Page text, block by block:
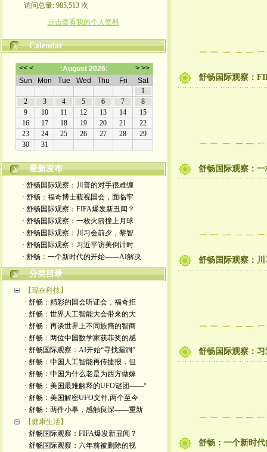
访问总量: 985,513 次
点击查看我的个人资料
Calendar
最新发布
· 舒畅国际观察：川普的对手很难缠
· 舒畅：福奇博士藐视国会，面临牢
· 舒畅国际观察：FIFA爆发新丑闻？
· 舒畅国际观察：一枚火箭撞上月球
· 舒畅国际观察：川习会前夕，黎智
· 舒畅国际观察：习近平访美倒计时
· 舒畅：一个新时代的开始——AI解决
分类目录
【现在科技】
· 舒畅：精彩的国会听证会，福奇拒
· 舒畅：世界人工智能大会带来的大
· 舒畅：再谈世界上不同族裔的智商
· 舒畅：两位中国数学家获菲奖的感
· 舒畅国际观察：AI开始“寻找漏洞”
· 舒畅：中国人工智能再传捷报，但
· 舒畅：中国为什么老是为西方做嫁
· 舒畅：美国最难解释的UFO谜团——“
· 舒畅：美国解密UFO文件,两个至今
· 舒畅：两件小事，感触良深——重新
【健康生活】
· 舒畅国际观察：FIFA爆发新丑闻？
· 舒畅国际观察：六年前被删除的视
舒畅国际观察：
舒畅国际观察：
舒畅国际观察：
舒畅国际观察：
舒畅：一个新时